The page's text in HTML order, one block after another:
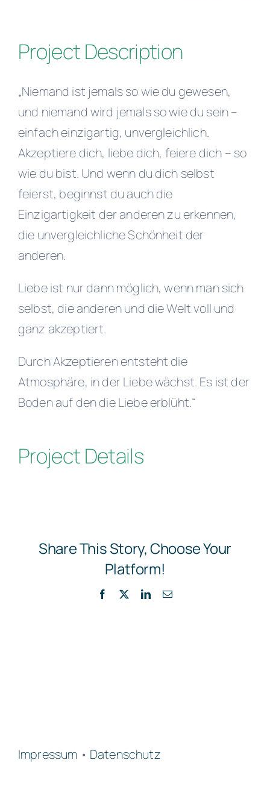
Project Description
„Niemand ist jemals so wie du gewesen,
und niemand wird jemals so wie du sein –
einfach einzigartig, unvergleichlich.
Akzeptiere dich, liebe dich, feiere dich – so
wie du bist. Und wenn du dich selbst
feierst, beginnst du auch die
Einzigartigkeit der anderen zu erkennen,
die unvergleichliche Schönheit der
anderen.
Liebe ist nur dann möglich, wenn man sich
selbst, die anderen und die Welt voll und
ganz akzeptiert.
Durch Akzeptieren entsteht die
Atmosphäre, in der Liebe wächst. Es ist der
Boden auf den die Liebe erblüht.“
Project Details
Share This Story, Choose Your
Platform!
Facebook LinkedIn
E-
Impressum • Datenschutz